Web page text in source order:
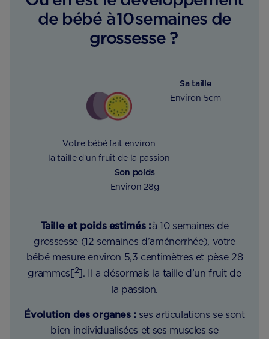
de bébé à 10 semaines de
grossesse ?
Votre bébé fait environ
la taille d'un fruit de la passion
Sa taille
Environ 5cm
Son poids
Environ 28g
Taille et poids estimés :à 10 semaines de
grossesse (12 semaines d’aménorrhée), votre
bébé mesure environ 5,3 centimètres et pèse 28
grammes[2]. Il a désormais la taille d’un fruit de
la passion.
Évolution des organes : ses articulations se sont
bien individualisées et ses muscles se